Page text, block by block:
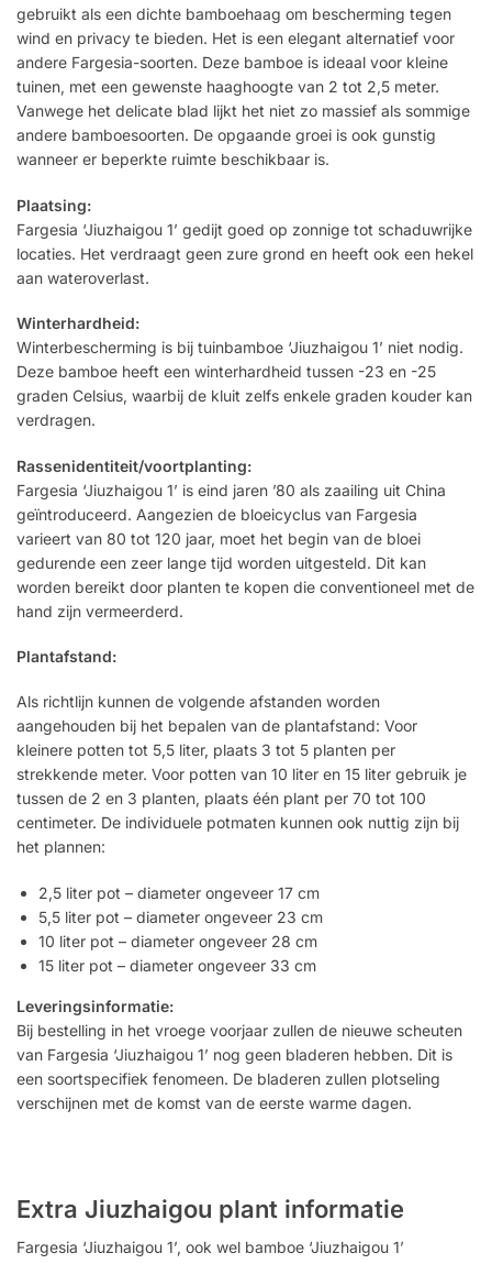
gebruikt als een dichte bamboehaag om bescherming tegen
wind en privacy te bieden. Het is een elegant alternatief voor
andere Fargesia-soorten. Deze bamboe is ideaal voor kleine
tuinen, met een gewenste haaghoogte van 2 tot 2,5 meter.
Vanwege het delicate blad lijkt het niet zo massief als sommige
andere bamboesoorten. De opgaande groei is ook gunstig
wanneer er beperkte ruimte beschikbaar is.
Plaatsing:
Fargesia ‘Jiuzhaigou 1’ gedijt goed op zonnige tot schaduwrijke
locaties. Het verdraagt geen zure grond en heeft ook een hekel
aan wateroverlast.
Winterhardheid:
Winterbescherming is bij tuinbamboe ‘Jiuzhaigou 1’ niet nodig.
Deze bamboe heeft een winterhardheid tussen -23 en -25
graden Celsius, waarbij de kluit zelfs enkele graden kouder kan
verdragen.
Rassenidentiteit/voortplanting:
Fargesia ‘Jiuzhaigou 1’ is eind jaren ’80 als zaailing uit China
geïntroduceerd. Aangezien de bloeicyclus van Fargesia
varieert van 80 tot 120 jaar, moet het begin van de bloei
gedurende een zeer lange tijd worden uitgesteld. Dit kan
worden bereikt door planten te kopen die conventioneel met de
hand zijn vermeerderd.
Plantafstand:
Als richtlijn kunnen de volgende afstanden worden
aangehouden bij het bepalen van de plantafstand: Voor
kleinere potten tot 5,5 liter, plaats 3 tot 5 planten per
strekkende meter. Voor potten van 10 liter en 15 liter gebruik je
tussen de 2 en 3 planten, plaats één plant per 70 tot 100
centimeter. De individuele potmaten kunnen ook nuttig zijn bij
het plannen:
2,5 liter pot – diameter ongeveer 17 cm
5,5 liter pot – diameter ongeveer 23 cm
10 liter pot – diameter ongeveer 28 cm
15 liter pot – diameter ongeveer 33 cm
Leveringsinformatie:
Bij bestelling in het vroege voorjaar zullen de nieuwe scheuten
van Fargesia ‘Jiuzhaigou 1’ nog geen bladeren hebben. Dit is
een soortspecifiek fenomeen. De bladeren zullen plotseling
verschijnen met de komst van de eerste warme dagen.
Extra Jiuzhaigou plant informatie
Fargesia ‘Jiuzhaigou 1’, ook wel bamboe ‘Jiuzhaigou 1’